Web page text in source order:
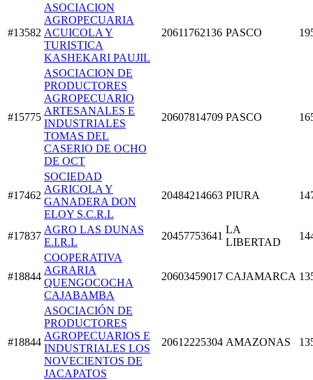
#13582
ASOCIACION
AGROPECUARIA
ACUICOLA Y
TURISTICA
KASHEKARI PAUJIL
20611762136 PASCO
#15775
ASOCIACION DE
PRODUCTORES
AGROPECUARIO
ARTESANALES E
INDUSTRIALES
TOMAS DEL
CASERIO DE OCHO
DE OCT
20607814709 PASCO
#17462
SOCIEDAD
AGRICOLA Y
GANADERA DON
ELOY S.C.R.L
20484214663 PIURA
#17837
AGRO LAS DUNAS
E.I.R.L
20457753641
LA
LIBERTAD
#18844
COOPERATIVA
AGRARIA
QUENGOCOCHA
CAJABAMBA
20603459017 CAJAMARCA
#18844
ASOCIACIÓN DE
PRODUCTORES
AGROPECUARIOS E
INDUSTRIALES LOS
NOVECIENTOS DE
JACAPATOS
20612225304 AMAZONAS